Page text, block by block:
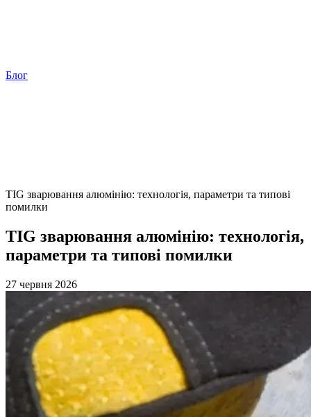
Блог
TIG зварювання алюмінію: технологія, параметри та типові
помилки
TIG зварювання алюмінію: технологія,
параметри та типові помилки
27 червня 2026